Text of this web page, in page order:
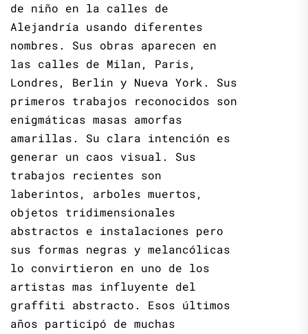
de niño en la calles de
Alejandría usando diferentes
nombres. Sus obras aparecen en
las calles de Milan, Paris,
Londres, Berlin y Nueva York. Sus
primeros trabajos reconocidos son
enigmáticas masas amorfas
amarillas. Su clara intención es
generar un caos visual. Sus
trabajos recientes son
laberintos, arboles muertos,
objetos tridimensionales
abstractos e instalaciones pero
sus formas negras y melancólicas
lo convirtieron en uno de los
artistas mas influyente del
graffiti abstracto. Esos últimos
años participó de muchas